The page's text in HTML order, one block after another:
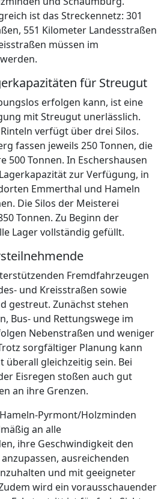
ist das Streckennetz: 301
551 Kilometer Landesstraßen
müssen im
für Streugut
erfolgen kann, ist eine
mit Streugut unerlässlich.
verfügt über drei Silos.
fassen jeweils 250 Tonnen, die
500 Tonnen. In Eschershausen
zur Verfügung, in
Emmerthal und Hameln
Die Silos der Meisterei
Tonnen. Zu Beginn der
Lager vollständig gefüllt.
Fremdfahrzeugen
und Kreisstraßen sowie
gestreut. Zunächst stehen
Bus- und Rettungswege im
Nebenstraßen und weniger
sorgfältiger Planung kann
gleichzeitig sein. Bei
Eisregen stoßen auch gut
an ihre Grenzen.
Pyrmont/Holzminden
an alle
ihre Geschwindigkeit den
ausreichenden
und mit geeigneter
wird ein vorausschauender